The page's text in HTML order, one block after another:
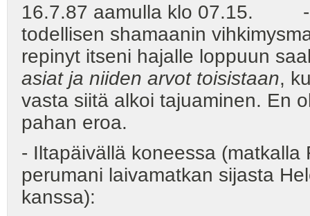
16.7.87 aamulla klo 07.15. -
todellisen shamaanin
repinyt itseni hajalle loppuun
asiat ja niiden arvot toisistaan,
vasta siitä alkoi tajuaminen. En
pahan eroa.
- Iltapäivällä koneessa
perumani laivamatkan sijasta
kanssa):